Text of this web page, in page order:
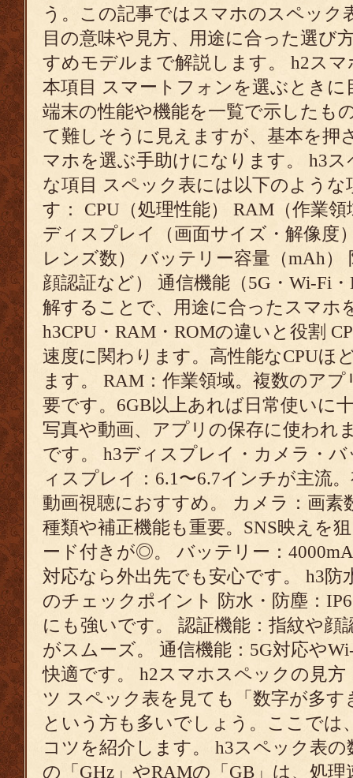
う。この記事ではスマホのスペック
目の意味や見方、用途に合った選び
すめモデルまで解説します。 h2ス
本項目 スマートフォンを選ぶとき
端末の性能や機能を一覧で示したも
て難しそうに見えますが、基本を押
マホを選ぶ手助けになります。 h3
な項目 スペック表には以下のよう
す： CPU（処理性能） RAM（作業
ディスプレイ（画面サイズ・解像度
レンズ数） バッテリー容量（mAh）
顔認証など） 通信機能（5G・Wi-Fi
解することで、用途に合ったスマホ
h3CPU・RAM・ROMの違いと役割
速度に関わります。高性能なCPUほ
ます。 RAM：作業領域。複数のア
要です。6GB以上あれば日常使いに
写真や動画、アプリの保存に使われ
です。 h3ディスプレイ・カメラ・
ィスプレイ：6.1〜6.7インチが主流
動画視聴におすすめ。 カメラ：画
種類や補正機能も重要。SNS映えを
ード付きが◎。 バッテリー：
対応なら外出先でも安心です。 h3防
のチェックポイント 防水・防塵：
にも強いです。 認証機能：指紋や顔
がスムーズ。 通信機能：5G対応や
快適です。 h2スマホスペックの見
ツ スペック表を見ても「数字が多
という方も多いでしょう。ここでは
コツを紹介します。 h3スペック表の
の「GHz」やRAMの「GB」は、処